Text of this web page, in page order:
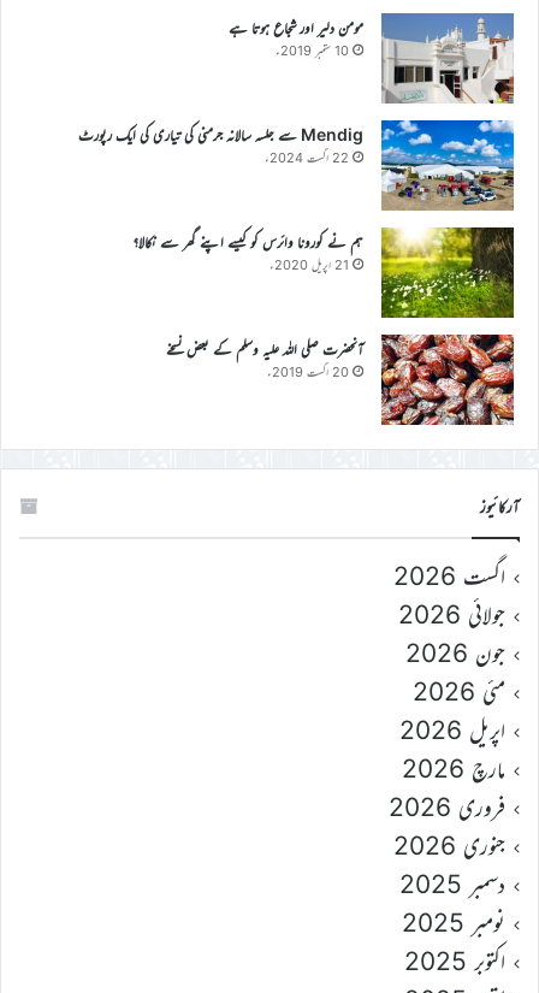
مومن دلیر اور شجاع ہوتا ہے
10 ستمبر 2019ء
Mendig سے جلسہ سالانہ جرمنی کی تیاری کی ایک رپورٹ
22 اگست 2024ء
ہم نے کورونا وائرس کو کیسے اپنے گھر سے نکالا؟
21 اپریل 2020ء
آنحضرت صلی اللہ علیہ وسلم کے بعض نسخے
20 اگست 2019ء
آرکائیوز
اگست 2026
جولائی 2026
جون 2026
مئی 2026
اپریل 2026
مارچ 2026
فروری 2026
جنوری 2026
دسمبر 2025
نومبر 2025
اکتوبر 2025